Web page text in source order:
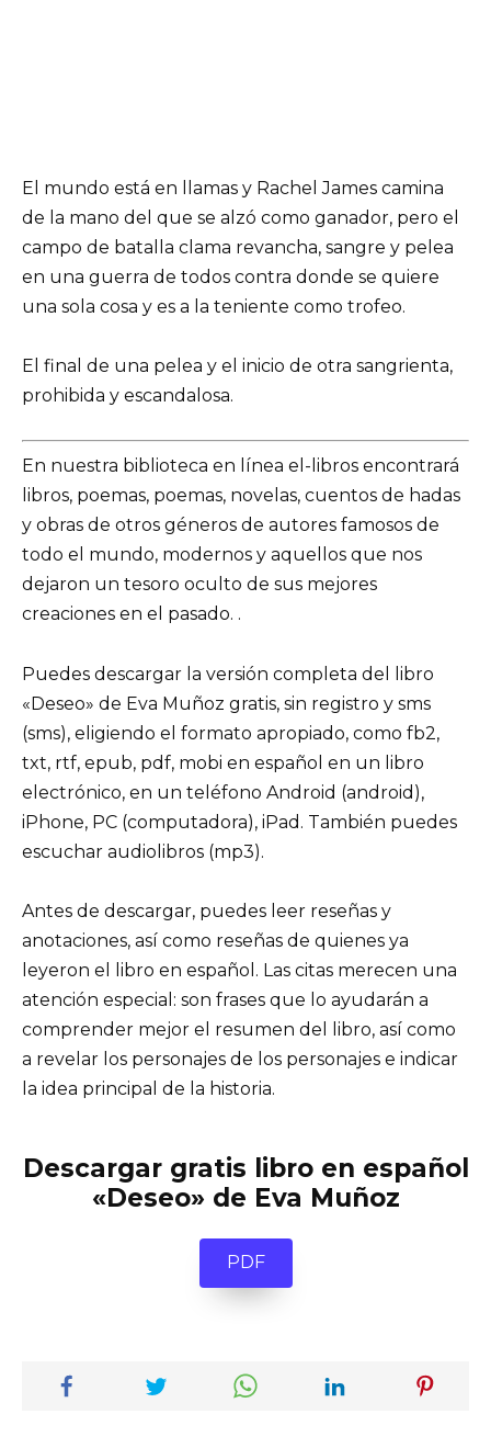
El mundo está en llamas y Rachel James camina
de la mano del que se alzó como ganador, pero el
campo de batalla clama revancha, sangre y pelea
en una guerra de todos contra donde se quiere
una sola cosa y es a la teniente como trofeo.
El final de una pelea y el inicio de otra sangrienta,
prohibida y escandalosa.
En nuestra biblioteca en línea el-libros encontrará
libros, poemas, poemas, novelas, cuentos de hadas
y obras de otros géneros de autores famosos de
todo el mundo, modernos y aquellos que nos
dejaron un tesoro oculto de sus mejores
creaciones en el pasado. .
Puedes descargar la versión completa del libro
«Deseo» de Eva Muñoz gratis, sin registro y sms
(sms), eligiendo el formato apropiado, como fb2,
txt, rtf, epub, pdf, mobi en español en un libro
electrónico, en un teléfono Android (android),
iPhone, PC (computadora), iPad. También puedes
escuchar audiolibros (mp3).
Antes de descargar, puedes leer reseñas y
anotaciones, así como reseñas de quienes ya
leyeron el libro en español. Las citas merecen una
atención especial: son frases que lo ayudarán a
comprender mejor el resumen del libro, así como
a revelar los personajes de los personajes e indicar
la idea principal de la historia.
Descargar gratis libro en español
«Deseo» de Eva Muñoz
PDF